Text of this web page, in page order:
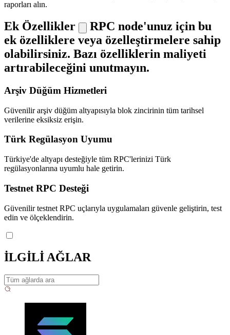
raporları alın.
Ek Özellikler
RPC node'unuz için bu
ek özelliklere veya özelleştirmelere sahip
olabilirsiniz. Bazı özelliklerin maliyeti
artırabileceğini unutmayın.
Arşiv Düğüm Hizmetleri
Güvenilir arşiv düğüm altyapısıyla blok zincirinin tüm tarihsel
verilerine eksiksiz erişin.
Türk Regülasyon Uyumu
Türkiye'de altyapı desteğiyle tüm RPC'lerinizi Türk
regülasyonlarına uyumlu hale getirin.
Testnet RPC Desteği
Güvenilir testnet RPC uçlarıyla uygulamaları güvenle geliştirin, test
edin ve ölçeklendirin.
İLGİLİ AĞLAR